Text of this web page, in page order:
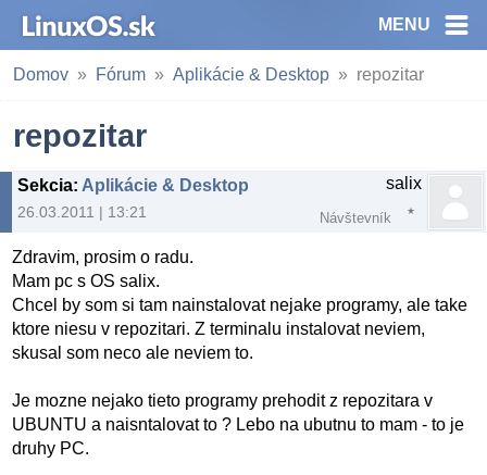
MENU
Domov Fórum Aplikácie & Desktop repozitar
repozitar
Sekcia: Aplikácie & Desktop
26.03.2011 | 13:21
salix
Návštevník
Zdravim, prosim o radu.
Mam pc s OS salix.
Chcel by som si tam nainstalovat nejake programy, ale take
ktore niesu v repozitari. Z terminalu instalovat neviem,
skusal som neco ale neviem to.
Je mozne nejako tieto programy prehodit z repozitara v
UBUNTU a naisntalovat to ? Lebo na ubutnu to mam - to je
druhy PC.